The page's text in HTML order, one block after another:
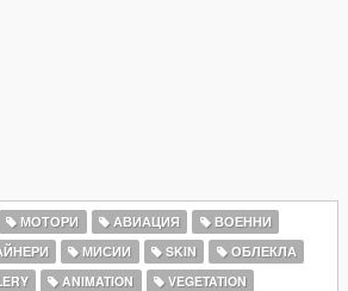
МОТОРИ АВИАЦИЯ
ВОЕННИ
МИСИИ SKIN
ОБЛЕКЛА
ANIMATION
VEGETATION